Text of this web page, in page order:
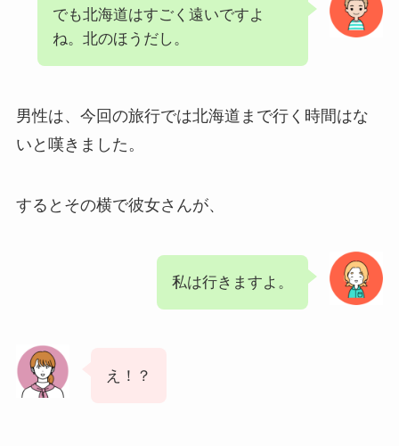
でも北海道はすごく遠いですよ
ね。北のほうだし。
男性は、今回の旅行では北海道まで行く時間はな
いと嘆きました。
するとその横で彼女さんが、
私は行きますよ。
え！？